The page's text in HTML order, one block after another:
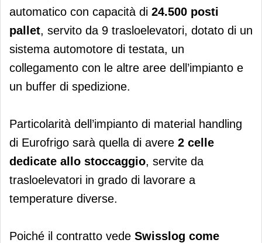
automatico con capacità di 24.500 posti
pallet, servito da 9 trasloelevatori, dotato di un
sistema automotore di testata, un
collegamento con le altre aree dell’impianto e
un buffer di spedizione.
Particolarità dell’impianto di material handling
di Eurofrigo sarà quella di avere 2 celle
dedicate allo stoccaggio, servite da
trasloelevatori in grado di lavorare a
temperature diverse.
Poiché il contratto vede Swisslog come